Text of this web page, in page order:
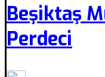
Beşiktaş
Perdeci